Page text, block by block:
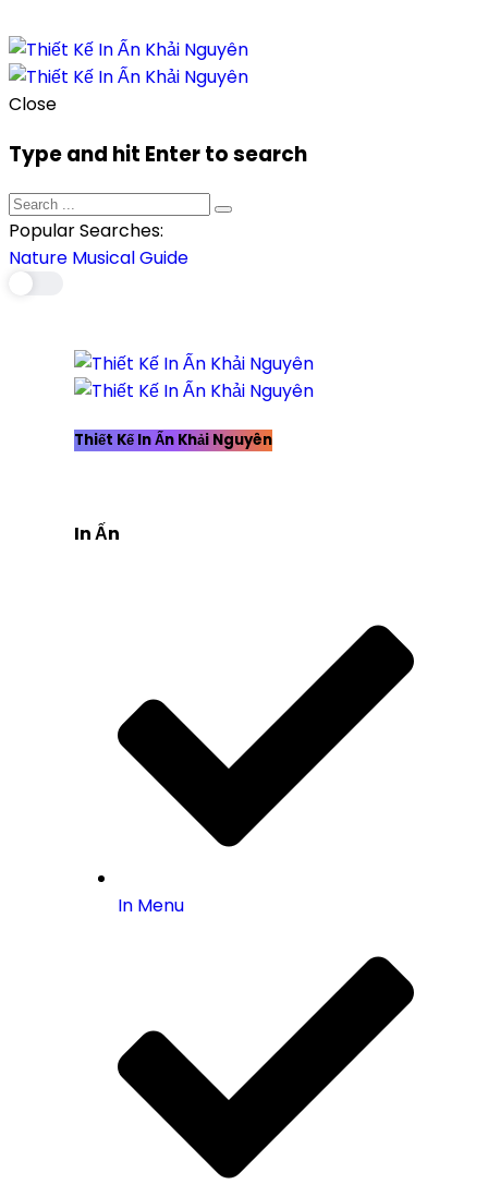
Close
Type and hit Enter to search
Popular Searches:
Nature MusicalGuide
Thiết Kế In Ấn Khải Nguyên
In Ấn
In Menu